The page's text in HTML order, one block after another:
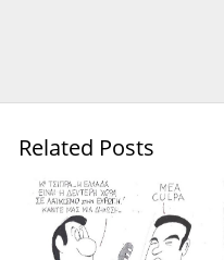
Related Posts